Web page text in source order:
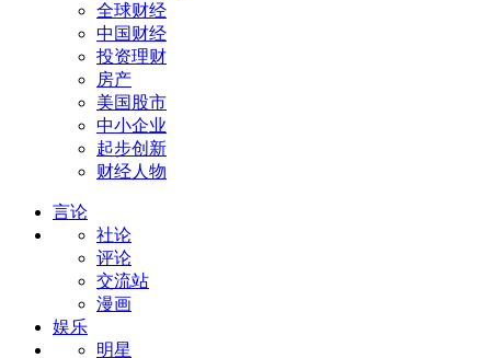
全球财经
中国财经
投资理财
房产
美国股市
中小企业
起步创新
财经人物
言论
社论
评论
交流站
漫画
娱乐
明星